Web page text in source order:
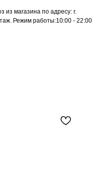
из магазина по адресу: г.
Режим работы:10:00 - 22:00